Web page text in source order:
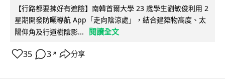
【行路都要揀好有遮陰】南韓首爾大學 23 歲學生劉敏俊利用 2
星期開發防曬導航 App「走向陰涼處」，結合建築物高度、太
陽仰角及行道樹陰影...
閱讀全文
35 3 ↗ 分享